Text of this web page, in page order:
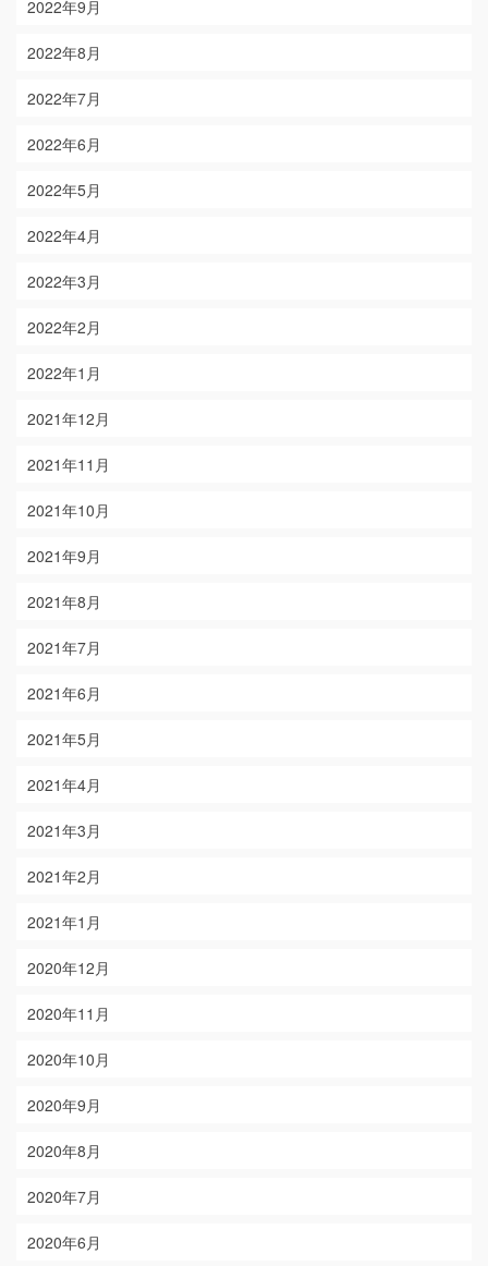
2022年9月
2022年8月
2022年7月
2022年6月
2022年5月
2022年4月
2022年3月
2022年2月
2022年1月
2021年12月
2021年11月
2021年10月
2021年9月
2021年8月
2021年7月
2021年6月
2021年5月
2021年4月
2021年3月
2021年2月
2021年1月
2020年12月
2020年11月
2020年10月
2020年9月
2020年8月
2020年7月
2020年6月